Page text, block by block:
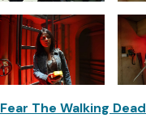
Fear The Walking Dead